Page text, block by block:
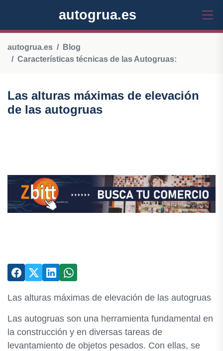
autogrua.es
autogrua.es
Blog
Características técnicas de las Autogruas:
Las alturas máximas de elevación
de las autogruas
Las alturas máximas de elevación de las autogruas
Las autogruas son una herramienta fundamental en
la construcción y en diversas tareas de
levantamiento de objetos pesados. Con ellas, se